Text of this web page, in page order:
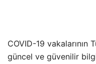
COVID-19 vakalarının
güncel ve güvenilir